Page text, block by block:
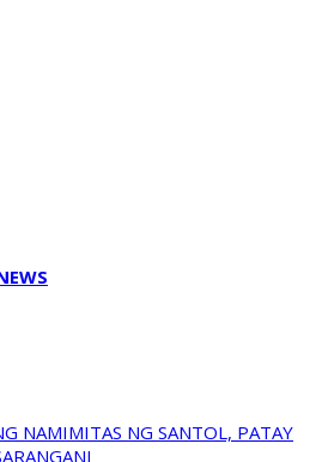
NAMIMITAS NG SANTOL, PATAY